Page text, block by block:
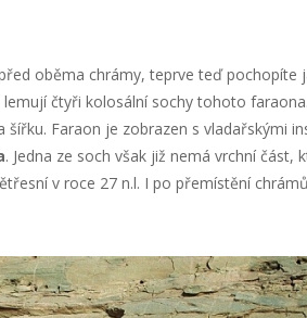
oběma chrámy, teprve teď pochopíte
lemují čtyři kolosální sochy tohoto
Faraon je zobrazen s vladařskými
. Jedna ze soch však již nemá vrchní část,
v roce 27 n.l. I po přemístění